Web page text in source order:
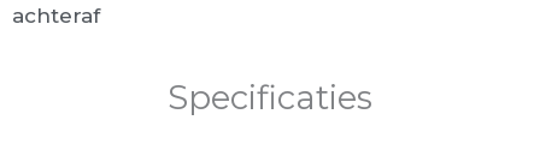
achteraf
Specificaties